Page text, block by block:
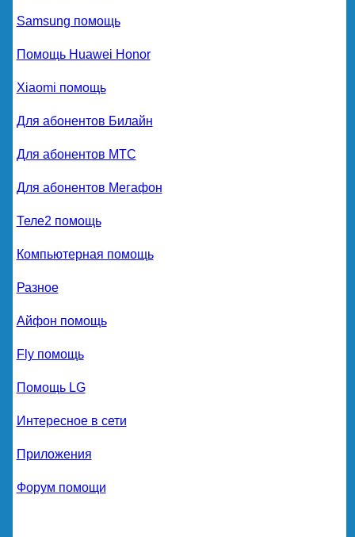
Samsung помощь
Помощь Huawei Honor
Xiaomi помощь
Для абонентов Билайн
Для абонентов МТС
Для абонентов Мегафон
Теле2 помощь
Компьютерная помощь
Разное
Айфон помощь
Fly помощь
Помощь LG
Интересное в сети
Приложения
Форум помощи